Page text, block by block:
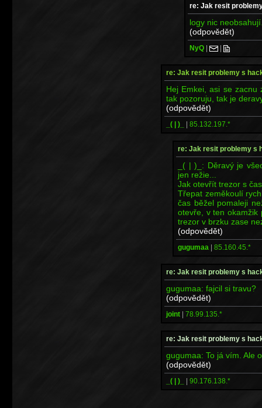
re: Jak resit
logy nic
(odpovědět)
NyQ | |
re: Jak resit problemy s
Hej Emkei, asi se zacnu
tak pozoruju, tak je
(odpovědět)
_( | )_ | 85.132.197.*
re: Jak resit problemy s
_( | )_: Děravý je
jen režie...
Jak otevřít trezor s
Třepat zeměkoulí
čas běžel pomaleji
otevře, v ten okamžik
trezor v brzku zase
(odpovědět)
gugumaa | 85.160.45.*
re: Jak resit problemy s
gugumaa: fajcil si travu?
(odpovědět)
joint | 78.99.135.*
re: Jak resit problemy s
gugumaa: To já vím. Ale
(odpovědět)
_( | )_ | 90.176.138.*